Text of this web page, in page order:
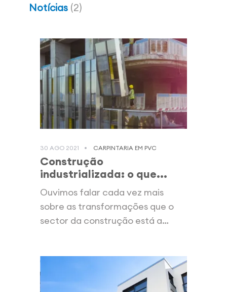
Notícias (2)
30 AGO 2021 CARPINTARIA EM PVC
Construção
industrializada: o que...
Ouvimos falar cada vez mais
sobre as transformações que o
sector da construção está a